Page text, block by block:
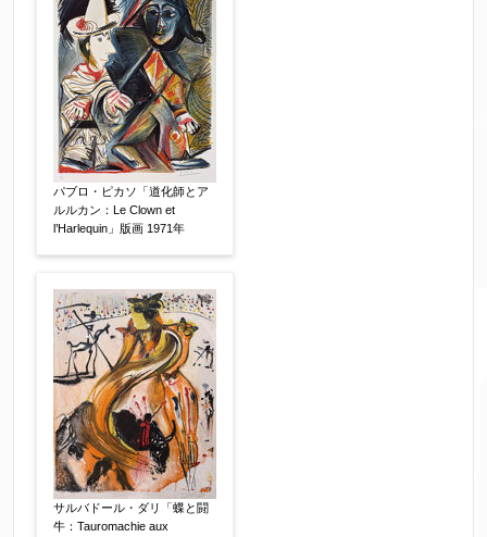
パブロ・ピカソ「道化師とア
ルルカン：Le Clown et
l’Harlequin」版画 1971年
サルバドール・ダリ「蝶と闘
牛：Tauromachie aux